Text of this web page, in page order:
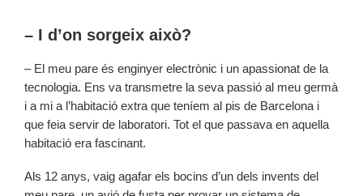
– I d’on sorgeix això?
– El meu pare és enginyer electrònic i un apassionat de la
tecnologia. Ens va transmetre la seva passió al meu germà
i a mi a l’habitació extra que teníem al pis de Barcelona i
que feia servir de laboratori. Tot el que passava en aquella
habitació era fascinant.
Als 12 anys, vaig agafar els bocins d’un dels invents del